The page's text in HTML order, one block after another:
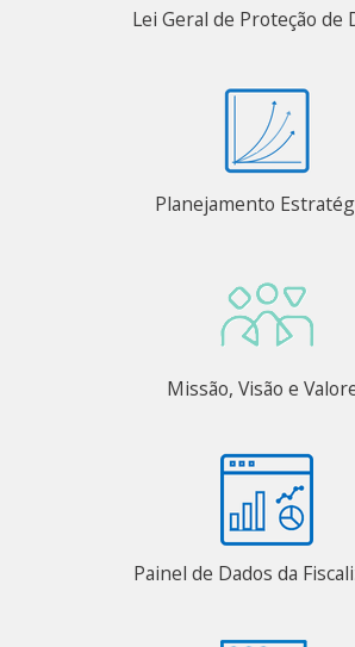
Lei Geral de Proteção de
Planejamento
Missão, Visão e
Painel de Dados da